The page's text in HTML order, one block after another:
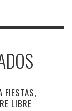
FIESTAS,
LIBRE